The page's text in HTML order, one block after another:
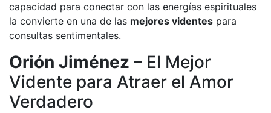
capacidad para conectar con las energías espirituales
la convierte en una de las mejores videntes para
consultas sentimentales.
Orión Jiménez – El Mejor
Vidente para Atraer el Amor
Verdadero